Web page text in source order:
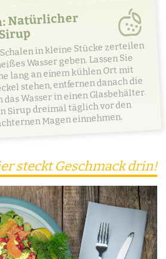
Natürlicher
in kleine Stücke zerteilen
Wasser geben. Lassen Sie
lang an einem kühlen Ort mit
stehen, entfernen danach die
Wasser in einen Glasbehälter.
Sirup dreimal täglich vor den
Magen einnehmen.
steckt Geschmack drin!